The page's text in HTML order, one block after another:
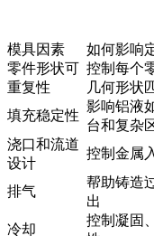
模具因素 如何影响
零件形状可
重复性
控制每个
几何形状
填充稳定性
影响铝液
台和复杂
浇口和流道
设计
控制金属
排气
帮助铸造
出
冷却
控制凝固